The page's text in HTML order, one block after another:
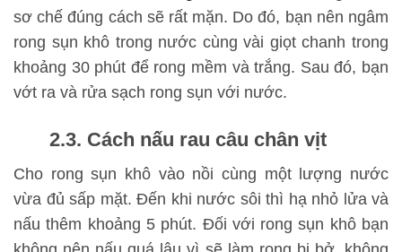
sơ chế đúng cách sẽ rất mặn. Do đó, bạn nên ngâm
rong sụn khô trong nước cùng vài giọt chanh trong
khoảng 30 phút để rong mềm và trắng. Sau đó, bạn
vớt ra và rửa sạch rong sụn với nước.
2.3. Cách nấu rau câu chân vịt
Cho rong sụn khô vào nồi cùng một lượng nước
vừa đủ sấp mặt. Đến khi nước sôi thì hạ nhỏ lửa và
nấu thêm khoảng 5 phút. Đối với rong sụn khô bạn